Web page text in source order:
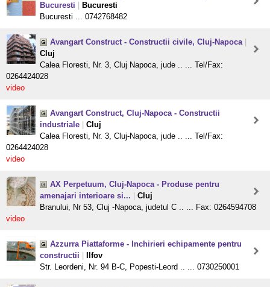
Bucuresti
Bucuresti
Bucuresti ... 0742768482
Avangart Construct - Constructii civile, Cluj-Napoca
Cluj
Calea Floresti, Nr. 3, Cluj Napoca, jude .. ... Tel/Fax:
0264424028
video
Avangart Construct, Cluj-Napoca - Constructii
industriale
Cluj
Calea Floresti, Nr. 3, Cluj-Napoca, jude .. ... Tel/Fax:
0264424028
video
AX Perpetuum, Cluj-Napoca - Produse pentru
amenajari interioare si...
Cluj
Branului, Nr 53, Cluj -Napoca, judetul C .. ... Fax: 0264594708
video
Azzurra Piattaforme - Inchirieri echipamente pentru
constructii
Ilfov
Str. Leordeni, Nr. 94 B-C, Popesti-Leord .. ... 0730250001